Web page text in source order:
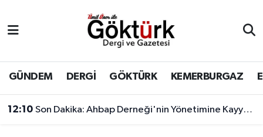
GÜNDEM DERGİ GÖKTÜRK KEMERBURGAZ
12:10 Son Dakika: Ahbap Derneği'nin Yönetimine Kayyum Atandı
BİLİM
DERGİ
Eyüpsultan Hava Durumu
Eyüpsultan Trafik Yoğunluk Haritası
Süper Lig Puan Durumu ve Fikstür